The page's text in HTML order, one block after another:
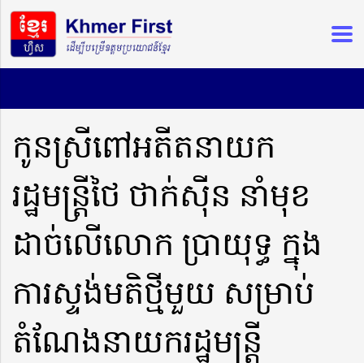
កូនស្រីពៅអតីតនាយក
រដ្ឋមន្រ្តីថៃ ថាក់ស៉ីន នាំមុខ
ដាច់លើលោក ប្រាយុទ្ធ ក្នុង
ការស្ទង់មតិថ្មីមួយ សម្រាប់
តំណែងនាយករដ្ឋមន្ត្រី